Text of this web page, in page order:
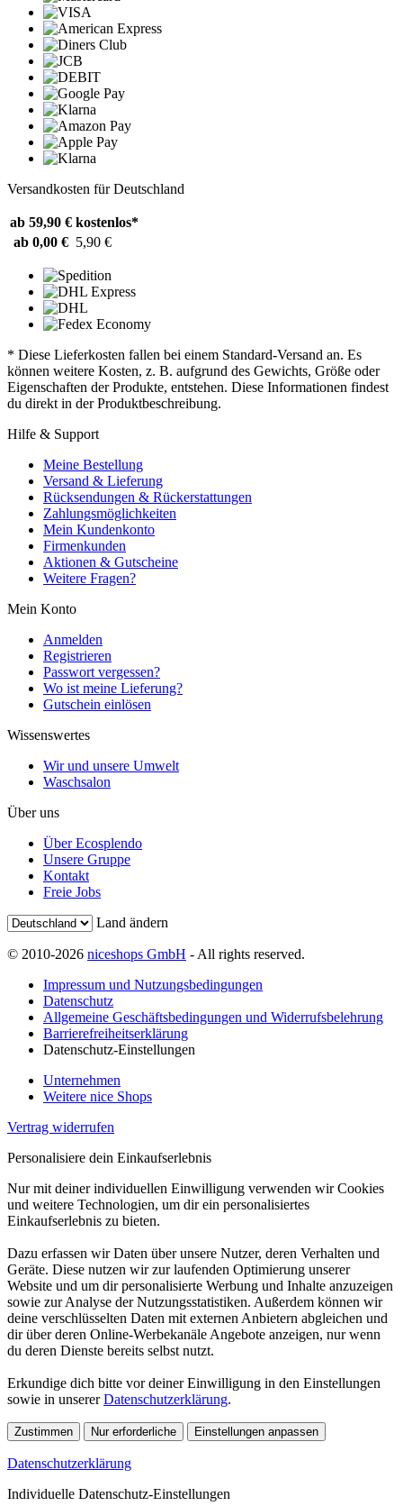
Versandkosten für Deutschland
ab 59,90 € kostenlos*
ab 0,00 € 5,90 €
* Diese Lieferkosten fallen bei einem Standard-Versand an. Es
können weitere Kosten, z. B. aufgrund des Gewichts, Größe oder
Eigenschaften der Produkte, entstehen. Diese Informationen findest
du direkt in der Produktbeschreibung.
Hilfe & Support
Meine Bestellung
Versand & Lieferung
Rücksendungen & Rückerstattungen
Zahlungsmöglichkeiten
Mein Kundenkonto
Firmenkunden
Aktionen & Gutscheine
Weitere Fragen?
Mein Konto
Anmelden
Registrieren
Passwort vergessen?
Wo ist meine Lieferung?
Gutschein einlösen
Wissenswertes
Wir und unsere Umwelt
Waschsalon
Über uns
Über Ecosplendo
Unsere Gruppe
Kontakt
Freie Jobs
Land ändern
© 2010-2026 niceshops GmbH - All rights reserved.
Impressum und Nutzungsbedingungen
Datenschutz
Allgemeine Geschäftsbedingungen und Widerrufsbelehrung
Barrierefreiheitserklärung
Datenschutz-Einstellungen
Unternehmen
Weitere nice Shops
Vertrag widerrufen
Personalisiere dein Einkaufserlebnis
Nur mit deiner individuellen Einwilligung verwenden wir Cookies
und weitere Technologien, um dir ein personalisiertes
Einkaufserlebnis zu bieten.
Dazu erfassen wir Daten über unsere Nutzer, deren Verhalten und
Geräte. Diese nutzen wir zur laufenden Optimierung unserer
Website und um dir personalisierte Werbung und Inhalte anzuzeigen
sowie zur Analyse der Nutzungsstatistiken. Außerdem können wir
deine verschlüsselten Daten mit externen Anbietern abgleichen und
dir über deren Online-Werbekanäle Angebote anzeigen, nur wenn
du deren Dienste bereits selbst nutzt.
Erkundige dich bitte vor deiner Einwilligung in den Einstellungen
sowie in unsererDatenschutzerklärung.
Zustimmen Nur erforderliche Einstellungen anpassen
Datenschutzerklärung
Individuelle Datenschutz-Einstellungen